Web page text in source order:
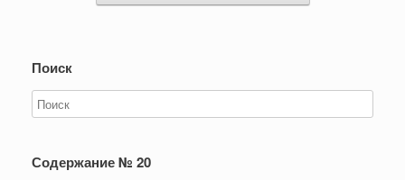
Поиск
Содержание № 20